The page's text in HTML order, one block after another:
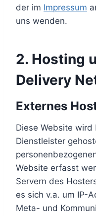
der im Impressum
uns wenden.
2. Hosting
Delivery
Externes
Diese Website
Dienstleister
Website erfasst
Servern des
es sich v.a. um IP-
Meta- und